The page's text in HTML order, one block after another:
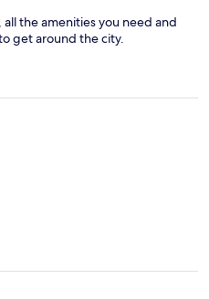
the amenities you need and
get around the city.